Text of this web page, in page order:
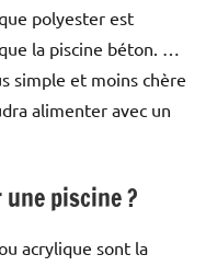
polyester est
la piscine béton. …
simple et moins chère
alimenter avec un
piscine ?
acrylique sont la